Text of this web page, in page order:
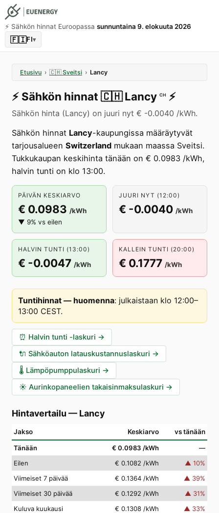
⚡️ Sähkön hinnat Euroopassa sunnuntaina 9. elokuuta 2026
🇫🇮FI▾
Etusivu › 🇨🇭 Sveitsi › Lancy
⚡️ Sähkön hinnat 🇨🇭 Lancy CH ⚡️
Sähkön hinta (Lancy) on juuri nyt € -0.0040 /kWh.
Sähkön hinnat Lancy-kaupungissa määräytyvät
tarjousalueen Switzerland mukaan maassa Sveitsi.
Tukkukaupan keskihinta tänään on € 0.0983 /kWh,
halvin tunti on klo 13:00.
PÄIVÄN KESKIARVO
€ 0.0983 /kWh
▼ 9% vs eilen
JUURI NYT (12:00)
€ -0.0040 /kWh
HALVIN TUNTI (13:00)
€ -0.0047 /kWh
KALLEIN TUNTI (20:00)
€ 0.1777 /kWh
Tuntihinnat — huomenna: julkaistaan klo 12:00–
13:00 CEST.
⏰ Halvin tunti -laskuri →
🔌 Sähköauton latauskustannuslaskuri →
🌡️ Lämpöpumppulaskuri →
☀️ Aurinkopaneelien takaisinmaksulaskuri →
Hintavertailu — Lancy
Jakso Keskiarvo vs tänään
Tänään € 0.0983 /kWh
—
Eilen
€ 0.1082 /kWh ▲ 10%
Viimeiset 7 päivää
€ 0.1364 /kWh ▲ 39%
Viimeiset 30 päivää
€ 0.1292 /kWh ▲ 31%
Kuluva kuukausi
€ 0.1308 /kWh ▲ 33%